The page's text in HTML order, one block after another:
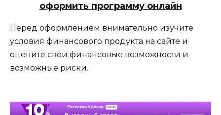
оформить программу онлайн
Перед оформлением внимательно изучите
условия финансового продукта на сайте и
оцените свои финансовые возможности и
возможные риски.